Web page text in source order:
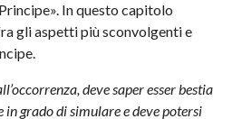
In questo capitolo
gli aspetti più sconvolgenti e
deve saper esser bestia
in grado di simulare e deve potersi